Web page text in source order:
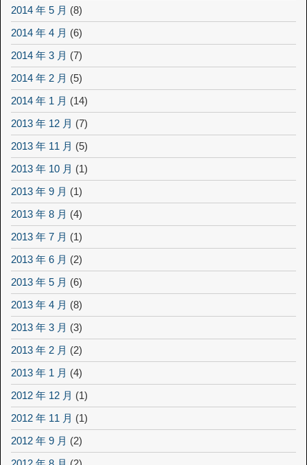
2014 年 5 月 (8)
2014 年 4 月 (6)
2014 年 3 月 (7)
2014 年 2 月 (5)
2014 年 1 月 (14)
2013 年 12 月 (7)
2013 年 11 月 (5)
2013 年 10 月 (1)
2013 年 9 月 (1)
2013 年 8 月 (4)
2013 年 7 月 (1)
2013 年 6 月 (2)
2013 年 5 月 (6)
2013 年 4 月 (8)
2013 年 3 月 (3)
2013 年 2 月 (2)
2013 年 1 月 (4)
2012 年 12 月 (1)
2012 年 11 月 (1)
2012 年 9 月 (2)